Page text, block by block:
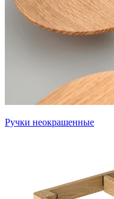
Ручки неокрашенные